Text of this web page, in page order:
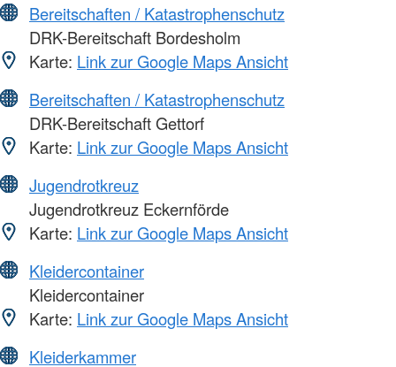
Bereitschaften / Katastrophenschutz
DRK-Bereitschaft Bordesholm
Karte: Link zur Google Maps Ansicht
Bereitschaften / Katastrophenschutz
DRK-Bereitschaft Gettorf
Karte: Link zur Google Maps Ansicht
Jugendrotkreuz
Jugendrotkreuz Eckernförde
Karte: Link zur Google Maps Ansicht
Kleidercontainer
Kleidercontainer
Karte: Link zur Google Maps Ansicht
Kleiderkammer